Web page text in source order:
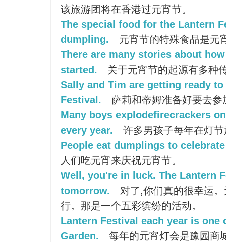
该旅游团将在香港过元宵节。
The special food for the Lantern
dumpling.
元宵节的特殊食品是元
There are many stories about
started.
关于元宵节的起源有多种
Sally and Tim are getting ready
Festival.
萨莉和蒂姆准备好要去参
Many boys explodefirecrackers
every year.
许多男孩子每年在灯
People eat dumplings to
人们吃元宵来庆祝元宵节。
Well, you're in luck. The Lantern
tomorrow.
对了,你们真的很幸运
行。那是一个五彩缤纷的活动。
Lantern Festival each year is
Garden.
每年的元宵灯会是豫园商